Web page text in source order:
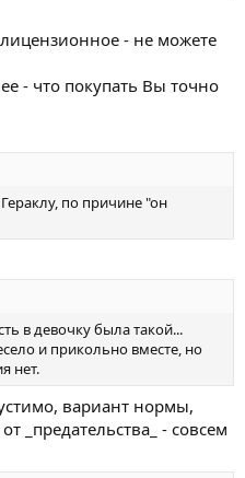
- не можете
- что покупать Вы точно
по причине "он
в девочку была такой...
и прикольно вместе, но
нет.
вариант нормы,
_предательства_ - совсем